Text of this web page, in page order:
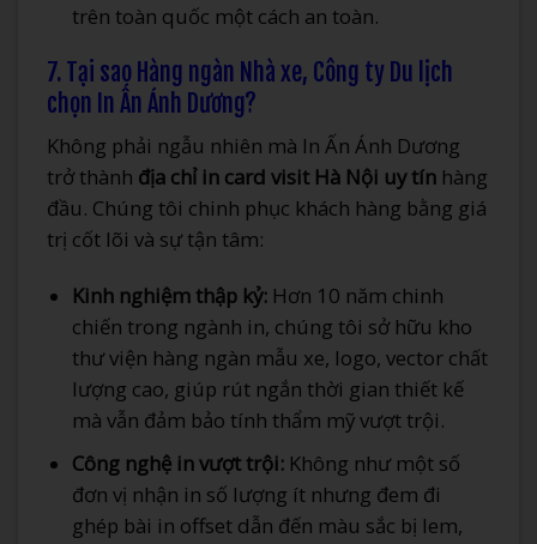
trên toàn quốc một cách an toàn.
7. Tại sao Hàng ngàn Nhà xe, Công ty Du lịch
chọn In Ấn Ánh Dương?
Không phải ngẫu nhiên mà In Ấn Ánh Dương
trở thành địa chỉ in card visit Hà Nội uy tín hàng
đầu. Chúng tôi chinh phục khách hàng bằng giá
trị cốt lõi và sự tận tâm:
Kinh nghiệm thập kỷ:Hơn 10 năm chinh
chiến trong ngành in, chúng tôi sở hữu kho
thư viện hàng ngàn mẫu xe, logo, vector chất
lượng cao, giúp rút ngắn thời gian thiết kế
mà vẫn đảm bảo tính thẩm mỹ vượt trội.
Công nghệ in vượt trội:Không như một số
đơn vị nhận in số lượng ít nhưng đem đi
ghép bài in offset dẫn đến màu sắc bị lem,